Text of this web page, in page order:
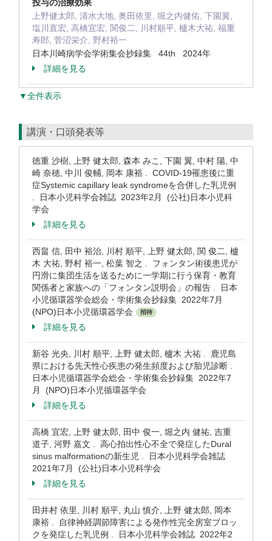
投与の治療効果
上野健太郎, 清水大地, 奥田依里, 堀之内健佑, 下園翼,
塩川直宏, 高橋宜宏, 関俊二, 川村順平, 櫨木大祐, 福重
寿郎, 菅沼栄介, 野村裕一
日本川崎病学会学術集会抄録集 44th 2024年
詳細を見る
▼全件表示
講演・口頭発表等
徳重 沙樹, 上野 健太郎, 森本 みこ, 下園 翼, 中村 陽, 中
崎 奈穂, 中川 俊輔, 岡本 康裕 . COVID-19罹患後に重
症Systemic capillary leak syndromeを合併した乳児例
. 日本小児科学会雑誌 2023年2月 (公社)日本小児科
学会
詳細を見る
西畠 信, 田中 裕治, 川村 順平, 上野 健太郎, 関 俊二, 櫨
木 大祐, 野村 裕一, 松葉 智之 . フォンタン術後患児が
円滑に集団生活を送るために一学期に行う保育・教育
関係者と家族への「フォンタン説明会」の報告 . 日本
小児循環器学会総会・学術集会抄録集 2022年7月
(NPO)日本小児循環器学会
招待
詳細を見る
新谷 光央, 川村 順平, 上野 健太郎, 櫨木 大祐 . 鹿児島
県における先天性心疾患の発生頻度および胎児診断 .
日本小児循環器学会総会・学術集会抄録集 2022年7
月 (NPO)日本小児循環器学会
詳細を見る
高橋 宜宏, 上野 健太郎, 田中 俊一, 堀之内 健祐, 吉重
道子, 河野 嘉文 . 高心拍出性心不全で発症したDural
sinus malformationの新生児 . 日本小児科学会雑誌
2021年7月 (公社)日本小児科学会
詳細を見る
田井村 依里, 川村 順平, 丸山 慎介, 上野 健太郎, 岡本
康裕 . 自律神経調節障害による発作性完全房室ブロッ
クを発症した乳児例 . 日本小児科学会雑誌 2022年2